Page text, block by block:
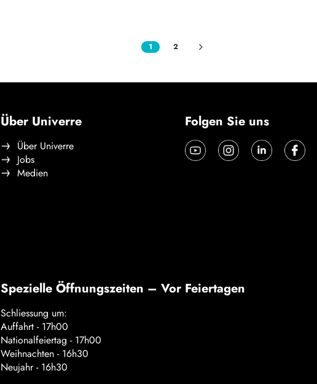
1 2
Über Univerre
Über Univerre
Jobs
Medien
Folgen Sie uns
Spezielle Öffnungszeiten – Vor Feiertagen
Schliessung um:
Auffahrt - 17h00
Nationalfeiertag - 17h00
Weihnachten - 16h30
Neujahr - 16h30